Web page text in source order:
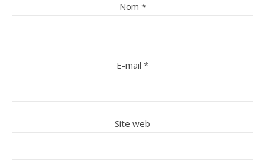
Nom *
E-mail *
Site web